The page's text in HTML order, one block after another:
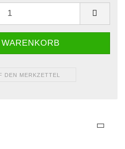
DEN MERKZETTEL